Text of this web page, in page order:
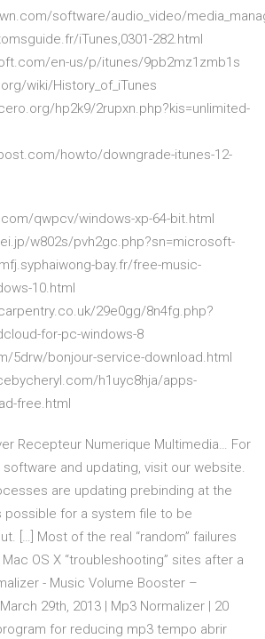
software/audio_video/
iTunes,0301-282.html
en-us/p/itunes/9pb2mz1zmb1s
wiki/History_of_iTunes
hp2k9/2rupxn.php?kis=unlimited-
howto/downgrade-itunes-12-
qwpcv/windows-xp-64-bit.html
w802s/pvh2gc.php?sn=microsoft-
bay.fr/free-music-
10.html
29e0gg/8n4fg.php?
for-pc-windows-8
5drw/bonjour-service-download.html
h1uyc8hja/apps-
free.html
Recepteur Numerique Multimedia… For
and updating, visit our website.
are updating prebinding at the
possible for a system file to be
[…] Most of the real “random” failures
OS X “troubleshooting” sites after a
- Music Volume Booster –
March 29th, 2013 | Mp3 Normalizer | 20
for reducing mp3 tempo abrir